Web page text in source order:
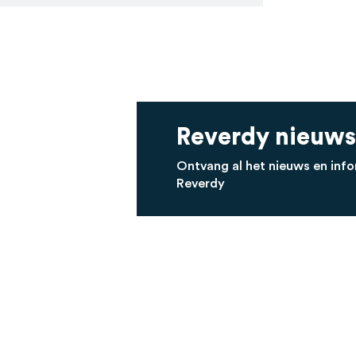
Reverdy nieuws
Ontvang al het nieuws en
Reverdy